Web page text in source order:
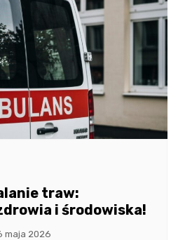
traw:
i środowiska!
maja 2026